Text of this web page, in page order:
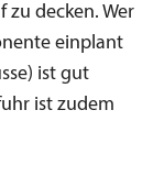
decken. Wer
einplant
ist gut
ist zudem